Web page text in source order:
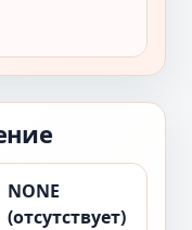
NONE
(отсутствует)